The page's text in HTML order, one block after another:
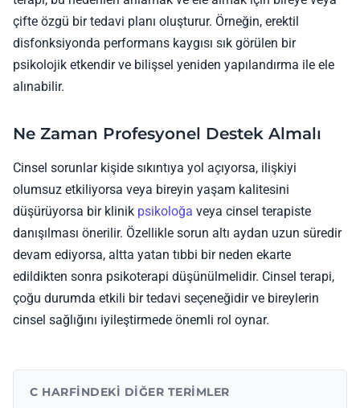
çifte özgü bir tedavi planı oluşturur. Örneğin, erektil
disfonksiyonda performans kaygısı sık görülen bir
psikolojik etkendir ve bilişsel yeniden yapılandırma ile ele
alınabilir.
Ne Zaman Profesyonel Destek Almalı
Cinsel sorunlar kişide sıkıntıya yol açıyorsa, ilişkiyi
olumsuz etkiliyorsa veya bireyin yaşam kalitesini
düşürüyorsa bir klinik psikoloğa veya cinsel terapiste
danışılması önerilir. Özellikle sorun altı aydan uzun süredir
devam ediyorsa, altta yatan tıbbi bir neden ekarte
edildikten sonra psikoterapi düşünülmelidir. Cinsel terapi,
çoğu durumda etkili bir tedavi seçeneğidir ve bireylerin
cinsel sağlığını iyileştirmede önemli rol oynar.
C HARFINDEKI DIĞER TERIMLER